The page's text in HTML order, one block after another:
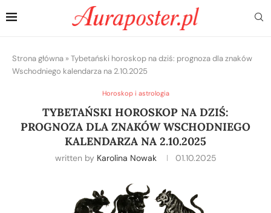
Strona główna » Tybetański horoskop na dziś: prognoza dla znaków
Wschodniego kalendarza na 2.10.2025
Horoskop i astrologia
TYBETAŃSKI HOROSKOP NA DZIŚ:
PROGNOZA DLA ZNAKÓW WSCHODNIEGO
KALENDARZA NA 2.10.2025
written by Karolina Nowak 01.10.2025